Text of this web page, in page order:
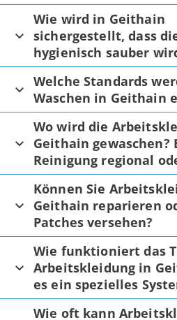
Wie wird in Geithain
sichergestellt, dass
hygienisch sauber
Welche Standards
Waschen in Geithain
Wo wird die
Geithain gewaschen?
Reinigung regional
Können Sie
Geithain reparieren
Patches versehen?
Wie funktioniert das
Arbeitskleidung in
es ein spezielles
Wie oft kann